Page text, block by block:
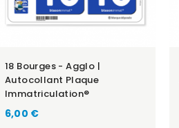
18 Bourges - Agglo |
Autocollant Plaque
Immatriculation®
6,00 €